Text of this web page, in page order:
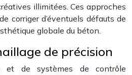
illimitées. Ces approches
corriger d’éventuels défauts de
globale du béton.
de précision
et de systèmes de contrôle